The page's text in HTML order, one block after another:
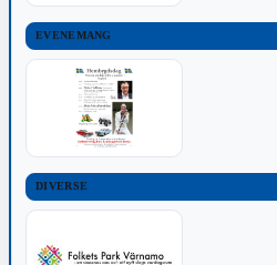
EVENEMANG
DIVERSE